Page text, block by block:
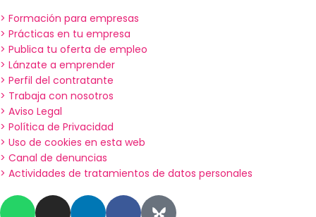
> Formación para empresas
> Prácticas en tu empresa
> Publica tu oferta de empleo
> Lánzate a emprender
> Perfil del contratante
> Trabaja con nosotros
> Aviso Legal
> Política de Privacidad
> Uso de cookies en esta web
> Canal de denuncias
> Actividades de tratamientos de datos personales